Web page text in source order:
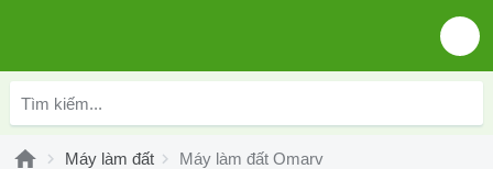
Máy làm đất Máy làm đất Omarv